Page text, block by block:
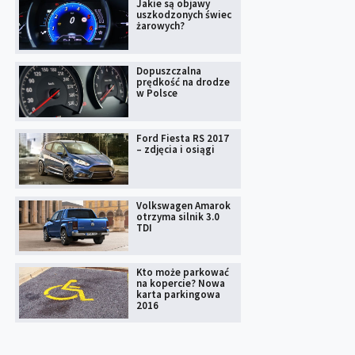
Jakie są objawy
uszkodzonych świec
żarowych?
Dopuszczalna
prędkość na drodze
w Polsce
Ford Fiesta RS 2017
– zdjęcia i osiągi
Volkswagen Amarok
otrzyma silnik 3.0
TDI
Kto może parkować
na kopercie? Nowa
karta parkingowa
2016